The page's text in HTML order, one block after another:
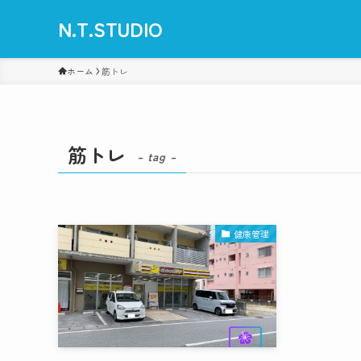
N.T.STUDIO
ホーム 筋トレ
筋トレ – tag –
健康管理